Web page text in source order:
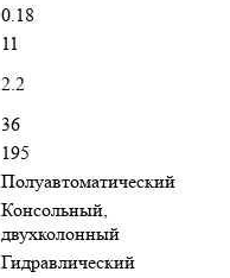
0.18
11
2.2
36
195
Полуавтоматический
Консольный,
двухколонный
Гидравлический